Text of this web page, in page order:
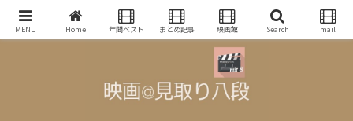
映画批評・レビューブログ
MENU Home 年間ベスト まとめ記事 映画館 Search mail